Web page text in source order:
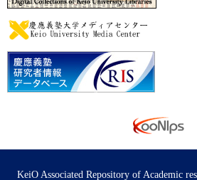
KeiO Associated Repository of Academic